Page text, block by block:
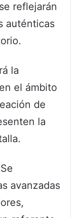
reflejarán
auténticas
la
el ámbito
de
la
Se
avanzadas